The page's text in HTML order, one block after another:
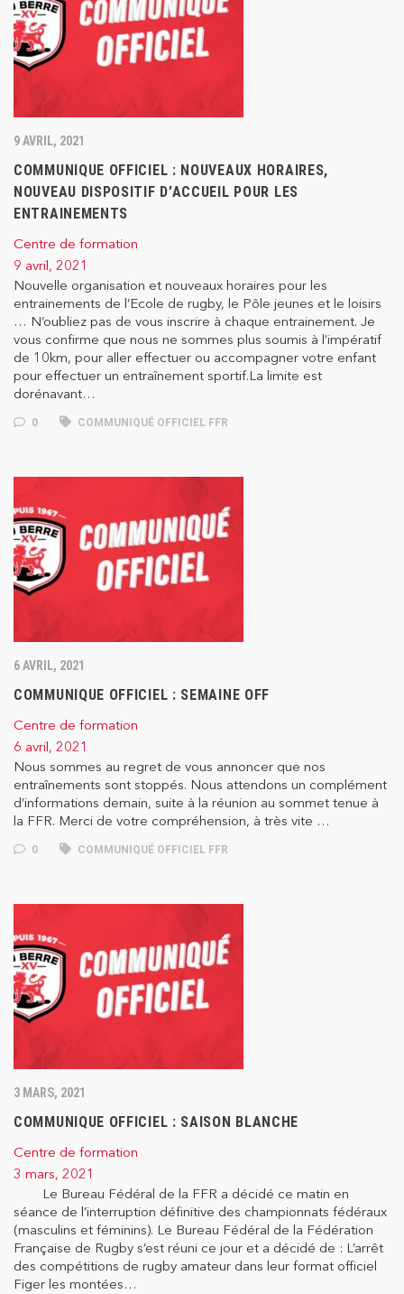
9 AVRIL, 2021
COMMUNIQUE OFFICIEL : NOUVEAUX HORAIRES,
NOUVEAU DISPOSITIF D’ACCUEIL POUR LES
ENTRAINEMENTS
Centre de formation
9 avril, 2021
Nouvelle organisation et nouveaux horaires pour les
entrainements de l’Ecole de rugby, le Pôle jeunes et le loisirs
… N’oubliez pas de vous inscrire à chaque entrainement. Je
vous confirme que nous ne sommes plus soumis à l’impératif
de 10km, pour aller effectuer ou accompagner votre enfant
pour effectuer un entraînement sportif.La limite est
dorénavant…
0 COMMUNIQUÉ OFFICIEL FFR
6 AVRIL, 2021
COMMUNIQUE OFFICIEL : SEMAINE OFF
Centre de formation
6 avril, 2021
Nous sommes au regret de vous annoncer que nos
entraînements sont stoppés. Nous attendons un complément
d’informations demain, suite à la réunion au sommet tenue à
la FFR. Merci de votre compréhension, à très vite …
0 COMMUNIQUÉ OFFICIEL FFR
3 MARS, 2021
COMMUNIQUE OFFICIEL : SAISON BLANCHE
Centre de formation
3 mars, 2021
Le Bureau Fédéral de la FFR a décidé ce matin en
séance de l’interruption définitive des championnats fédéraux
(masculins et féminins). Le Bureau Fédéral de la Fédération
Française de Rugby s’est réuni ce jour et a décidé de : L’arrêt
des compétitions de rugby amateur dans leur format officiel
Figer les montées…